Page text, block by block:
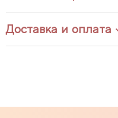
Доставка и оплата